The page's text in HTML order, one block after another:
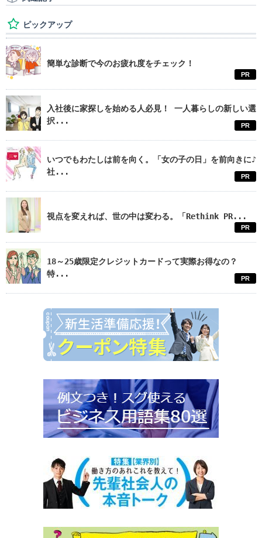
ピックアップ
簡単な診断で今のお疲れ度をチェック！
PR
入社後に家探しを始める人必見！ 一人暮らしの新しい選
択...
PR
いつでもわたしは前を向く。「女の子の日」を前向きに♪
社...
PR
視点を変えれば、世の中は変わる。「Rethink PR...
PR
18～25歳限定クレジットカードって実際お得なの？
特...
PR